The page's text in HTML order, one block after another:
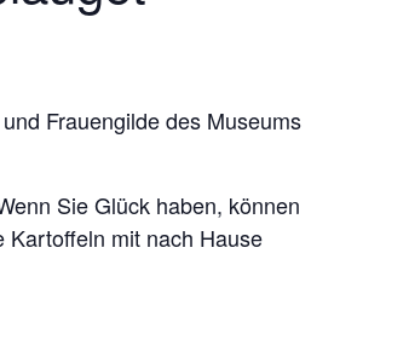
Frauengilde des Museums
Sie Glück haben, können
Kartoffeln mit nach Hause